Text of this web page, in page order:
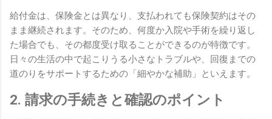
給付金は、保険金とは異なり、支払われても保険契約はその
まま継続されます。そのため、何度か入院や手術を繰り返し
た場合でも、その都度受け取ることができるのが特徴です。
日々の生活の中で起こりうる小さなトラブルや、回復までの
道のりをサポートするための「細やかな補助」といえます。
2. 請求の手続きと確認のポイント